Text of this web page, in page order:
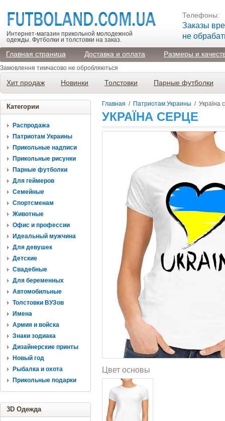
Интернет-магазин прикольной молодежной
одежды. Футболки и толстовки на заказ.
Телефоны:
Заказы
не
Главная страница Доставка и оплата Размеры и
Замовлення тимчасово не обробляються
Хит продаж Новинки Толстовки Парные футболки
Категории
Распродажа
Патриотам Украины
Прикольные надписи
Прикольные рисунки
Парные футболки
Для геймеров
Семейные
Спортсменам
Животные
Офис и профессии
Идеальный мужчина
Для девушек
Детские
Свадебные
Для беременных
Автомобильные
Толстовки ВУЗов
Имена
Армия и войска
Знаки зодиака
Дизайнерские принты
Новый год
Рыбалка и охота
Прикольные подарки
3D Одежда
Главная / Патриотам Украины / Україна
УКРАЇНА СЕРЦЕ
Цвет основы